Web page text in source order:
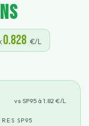
0.828 €/L
vs SP95 à 1.82 €/L
SP95